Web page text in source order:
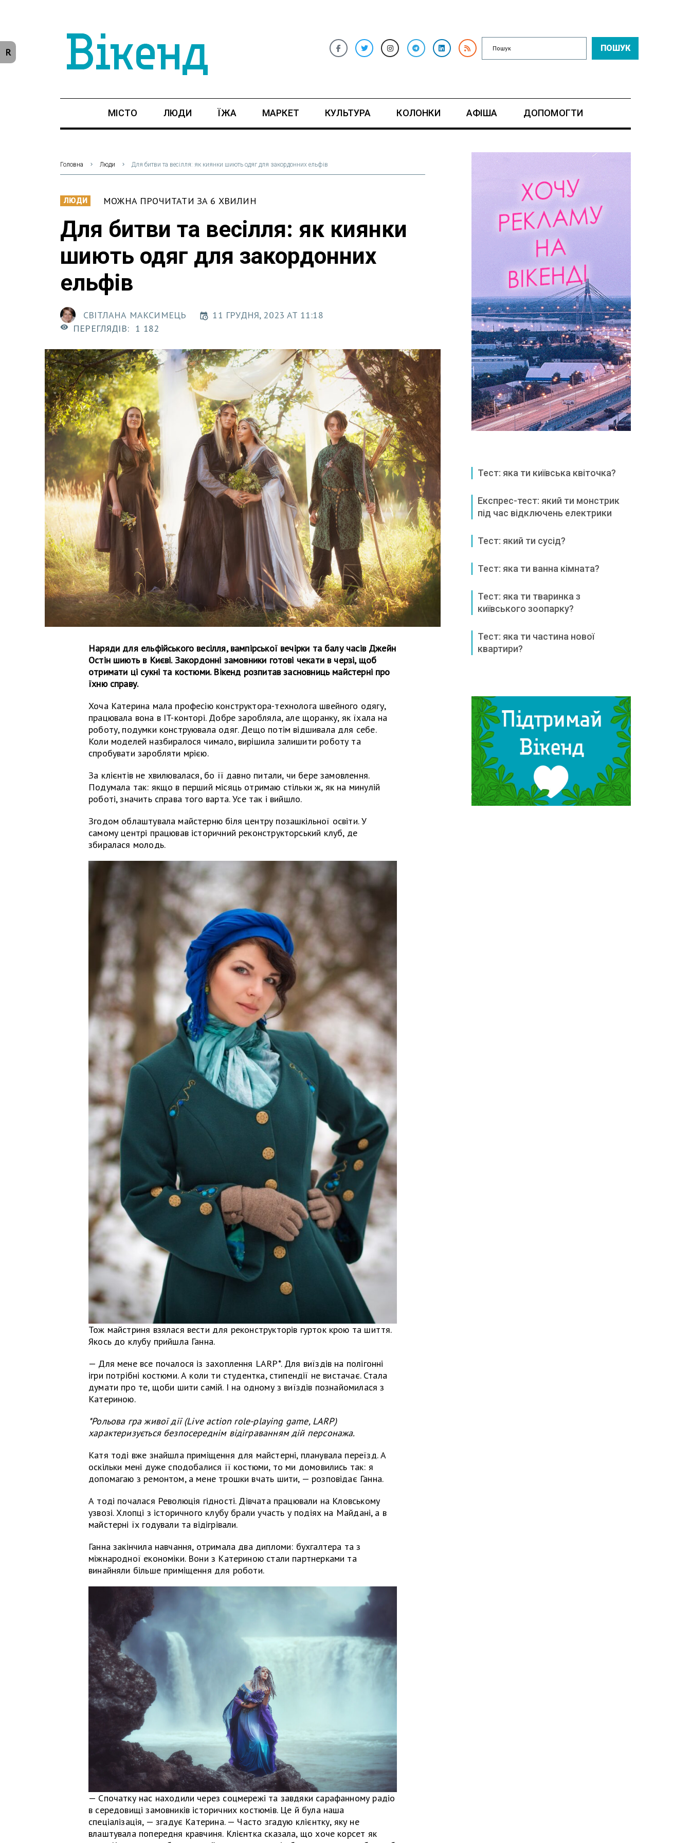
ПОШУК
МІСТО ЛЮДИ ЇЖА МАРКЕТ КУЛЬТУРА КОЛОНКИ АФІША ДОПОМОГТИ
Головна Люди Для битви та весілля: як киянки шиють одяг для закордонних ельфів
ЛЮДИ МОЖНА ПРОЧИТАТИ ЗА 6 ХВИЛИН
Для битви та весілля: як киянки
шиють одяг для закордонних
ельфів
СВІТЛАНА МАКСИМЕЦЬ
11 ГРУДНЯ, 2023 AT 11:18
ПЕРЕГЛЯДІВ: 1 182
Наряди для ельфійського весілля, вампірської вечірки та балу часів Джейн
Остін шиють в Києві. Закордонні замовники готові чекати в черзі, щоб
отримати ці сукні та костюми. Вікенд розпитав засновниць майстерні про
їхню справу.
Хоча Катерина мала професію конструктора-технолога швейного одягу,
працювала вона в IT-конторі. Добре заробляла, але щоранку, як їхала на
роботу, подумки конструювала одяг. Дещо потім відшивала для себе.
Коли моделей назбиралося чимало, вирішила залишити роботу та
спробувати заробляти мрією.
За клієнтів не хвилювалася, бо її давно питали, чи бере замовлення.
Подумала так: якщо в перший місяць отримаю стільки ж, як на минулій
роботі, значить справа того варта. Усе так і вийшло.
Згодом облаштувала майстерню біля центру позашкільної освіти. У
самому центрі працював історичний реконструкторський клуб, де
збиралася молодь.
Тож майстриня взялася вести для реконструкторів гурток крою та шиття.
Якось до клубу прийшла Ганна.
— Для мене все почалося із захоплення LARP*. Для виїздів на полігонні
ігри потрібні костюми. А коли ти студентка, стипендії не вистачає. Стала
думати про те, щоби шити самій. І на одному з виїздів познайомилася з
Катериною.
*Рольова гра живої дії (Live action role-playing game, LARP)
характеризується безпосереднім відіграванням дій персонажа.
Катя тоді вже знайшла приміщення для майстерні, планувала переїзд. А
оскільки мені дуже сподобалися її костюми, то ми домовились так: я
допомагаю з ремонтом, а мене трошки вчать шити, — розповідає Ганна.
А тоді почалася Революція гідності. Дівчата працювали на Кловському
узвозі. Хлопці з історичного клубу брали участь у подіях на Майдані, а в
майстерні їх годували та відігрівали.
Ганна закінчила навчання, отримала два дипломи: бухгалтера та з
міжнародної економіки. Вони з Катериною стали партнерками та
винайняли більше приміщення для роботи.
— Спочатку нас находили через соцмережі та завдяки сарафанному радіо
в середовищі замовників історичних костюмів. Це й була наша
спеціалізація, — згадує Катерина. — Часто згадую клієнтку, яку не
влаштувала попередня кравчиня. Клієнтка сказала, що хоче корсет як
Тест: яка ти київська квіточка?
Експрес-тест: який ти монстрик
під час відключень електрики
Тест: який ти сусід?
Тест: яка ти ванна кімната?
Тест: яка ти тваринка з
київського зоопарку?
Тест: яка ти частина нової
квартири?
R